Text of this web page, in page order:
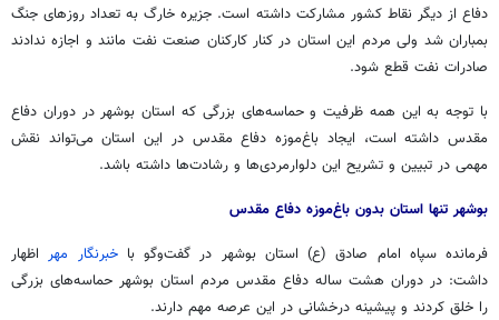
دفاع از دیگر نقاط کشور مشارکت داشته است. جزیره خارگبه تعداد روزهای جنگ
بمباران شد ولی مردم این استان در کنار کارکنان صنعت نفت مانند و اجازه ندادند
صادرات نفت قطع شود.
با توجه به این همه ظرفیت و حماسه‌های بزرگی که استان بوشهر در دوران دفاع
مقدس داشته است، ایجاد باغ‌موزه دفاع مقدس در این استان می‌تواند نقش
مهمی در تبیین و تشریح این دلوارمردی‌ها و رشادت‌ها داشته باشد.
بوشهر تنها استان بدون باغ‌موزه دفاع مقدس
فرمانده سپاه امام صادق (ع) استان بوشهر در گفت‌وگو با خبرنگار مهر اظهار
داشت: در دوران هشت ساله دفاع مقدس مردم استان بوشهر حماسه‌های بزرگی
را خلق کردند و پیشینه درخشانی در این عرصه مهم دارند.